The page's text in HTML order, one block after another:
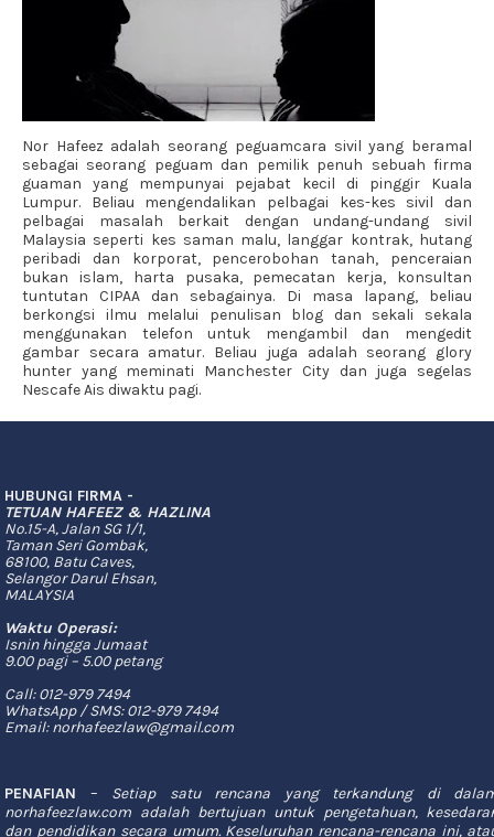
Nor Hafeez adalah seorang peguamcara sivil yang beramal
sebagai seorang peguam dan pemilik penuh sebuah firma
guaman yang mempunyai pejabat kecil di pinggir Kuala
Lumpur. Beliau mengendalikan pelbagai kes-kes sivil dan
pelbagai masalah berkait dengan undang-undang sivil
Malaysia seperti kes saman malu, langgar kontrak, hutang
peribadi dan korporat, pencerobohan tanah, penceraian
bukan islam, harta pusaka, pemecatan kerja, konsultan
tuntutan CIPAA dan sebagainya. Di masa lapang, beliau
berkongsi ilmu melalui penulisan blog dan sekali sekala
menggunakan telefon untuk mengambil dan mengedit
gambar secara amatur. Beliau juga adalah seorang glory
hunter yang meminati Manchester City dan juga segelas
Nescafe Ais diwaktu pagi.
HUBUNGI FIRMA -
TETUAN HAFEEZ & HAZLINA
No.15-A, Jalan SG 1/1,
Taman Seri Gombak,
68100, Batu Caves,
Selangor Darul Ehsan,
MALAYSIA
Waktu Operasi:
Isnin hingga Jumaat
9.00 pagi – 5.00 petang
Call:012-979 7494
WhatsApp / SMS:012-979 7494
Email:norhafeezlaw@gmail.com
PENAFIAN – Setiap satu rencana yang terkandung di
norhafeezlaw.com adalah bertujuan untuk pengetahuan,
dan pendidikan secara umum. Keseluruhan rencana-rencana ini,